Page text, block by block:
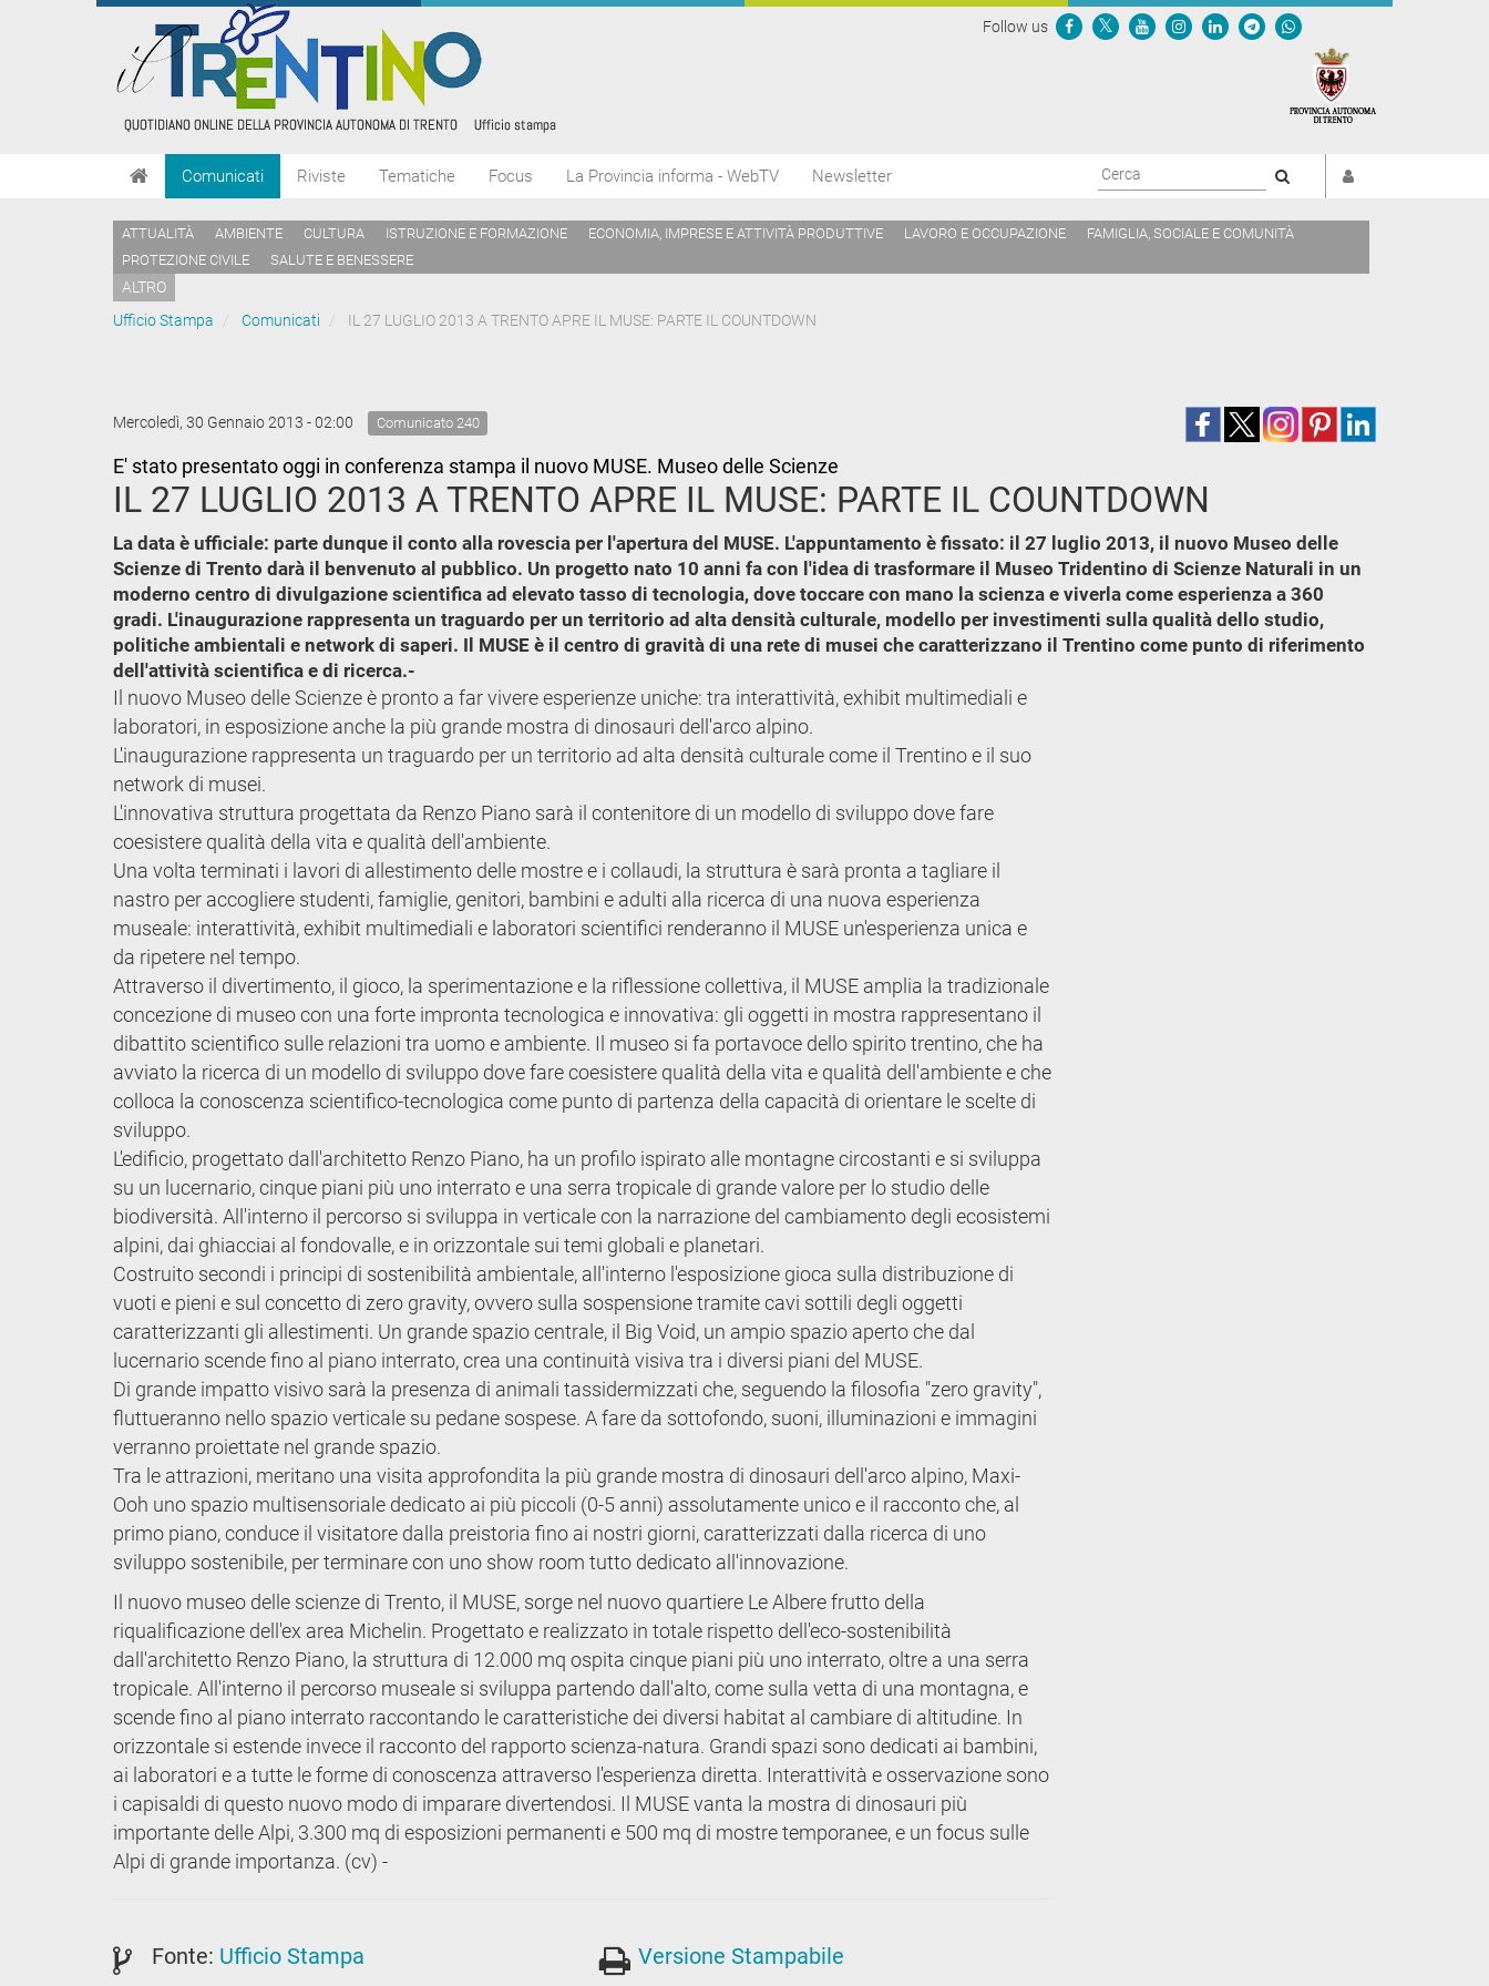
Follow us
Comunicati Riviste Tematiche Focus La Provincia informa - WebTV Newsletter
ATTUALITÀ AMBIENTE CULTURA ISTRUZIONE E FORMAZIONE ECONOMIA, IMPRESE E ATTIVITÀ PRODUTTIVE LAVORO E OCCUPAZIONE
FAMIGLIA, SOCIALE E COMUNITÀ
PROTEZIONE CIVILE
SALUTE E BENESSERE
ALTRO
Ufficio Stampa
Comunicati IL 27 LUGLIO 2013 A TRENTO APRE IL MUSE: PARTE IL COUNTDOWN
Mercoledì, 30 Gennaio 2013 - 02:00 Comunicato 240
E' stato presentato oggi in conferenza stampa il nuovo MUSE. Museo delle Scienze
IL 27 LUGLIO 2013 A TRENTO APRE IL MUSE: PARTE IL COUNTDOWN
La data è ufficiale: parte dunque il conto alla rovescia per l'apertura del MUSE. L'appuntamento è fissato: il 27 luglio 2013, il nuovo Museo delle
Scienze di Trento darà il benvenuto al pubblico. Un progetto nato 10 anni fa con l'idea di trasformare il Museo Tridentino di Scienze Naturali in un
moderno centro di divulgazione scientifica ad elevato tasso di tecnologia, dove toccare con mano la scienza e viverla come esperienza a 360
gradi. L'inaugurazione rappresenta un traguardo per un territorio ad alta densità culturale, modello per investimenti sulla qualità dello studio,
politiche ambientali e network di saperi. Il MUSE è il centro di gravità di una rete di musei che caratterizzano il Trentino come punto di riferimento
dell'attività scientifica e di ricerca.-
Il nuovo Museo delle Scienze è pronto a far vivere esperienze uniche: tra interattività, exhibit multimediali e
laboratori, in esposizione anche la più grande mostra di dinosauri dell'arco alpino.
L'inaugurazione rappresenta un traguardo per un territorio ad alta densità culturale come il Trentino e il suo
network di musei.
L'innovativa struttura progettata da Renzo Piano sarà il contenitore di un modello di sviluppo dove fare
coesistere qualità della vita e qualità dell'ambiente.
Una volta terminati i lavori di allestimento delle mostre e i collaudi, la struttura è sarà pronta a tagliare il
nastro per accogliere studenti, famiglie, genitori, bambini e adulti alla ricerca di una nuova esperienza
museale: interattività, exhibit multimediali e laboratori scientifici renderanno il MUSE un'esperienza unica e
da ripetere nel tempo.
Attraverso il divertimento, il gioco, la sperimentazione e la riflessione collettiva, il MUSE amplia la tradizionale
concezione di museo con una forte impronta tecnologica e innovativa: gli oggetti in mostra rappresentano il
dibattito scientifico sulle relazioni tra uomo e ambiente. Il museo si fa portavoce dello spirito trentino, che ha
avviato la ricerca di un modello di sviluppo dove fare coesistere qualità della vita e qualità dell'ambiente e che
colloca la conoscenza scientifico-tecnologica come punto di partenza della capacità di orientare le scelte di
sviluppo.
L'edificio, progettato dall'architetto Renzo Piano, ha un profilo ispirato alle montagne circostanti e si sviluppa
su un lucernario, cinque piani più uno interrato e una serra tropicale di grande valore per lo studio delle
biodiversità. All'interno il percorso si sviluppa in verticale con la narrazione del cambiamento degli ecosistemi
alpini, dai ghiacciai al fondovalle, e in orizzontale sui temi globali e planetari.
Costruito secondi i principi di sostenibilità ambientale, all'interno l'esposizione gioca sulla distribuzione di
vuoti e pieni e sul concetto di zero gravity, ovvero sulla sospensione tramite cavi sottili degli oggetti
caratterizzanti gli allestimenti. Un grande spazio centrale, il Big Void, un ampio spazio aperto che dal
lucernario scende fino al piano interrato, crea una continuità visiva tra i diversi piani del MUSE.
Di grande impatto visivo sarà la presenza di animali tassidermizzati che, seguendo la filosofia "zero gravity",
fluttueranno nello spazio verticale su pedane sospese. A fare da sottofondo, suoni, illuminazioni e immagini
verranno proiettate nel grande spazio.
Tra le attrazioni, meritano una visita approfondita la più grande mostra di dinosauri dell'arco alpino, Maxi-
Ooh uno spazio multisensoriale dedicato ai più piccoli (0-5 anni) assolutamente unico e il racconto che, al
primo piano, conduce il visitatore dalla preistoria fino ai nostri giorni, caratterizzati dalla ricerca di uno
sviluppo sostenibile, per terminare con uno show room tutto dedicato all'innovazione.
Il nuovo museo delle scienze di Trento, il MUSE, sorge nel nuovo quartiere Le Albere frutto della
riqualificazione dell'ex area Michelin. Progettato e realizzato in totale rispetto dell'eco-sostenibilità
dall'architetto Renzo Piano, la struttura di 12.000 mq ospita cinque piani più uno interrato, oltre a una serra
tropicale. All'interno il percorso museale si sviluppa partendo dall'alto, come sulla vetta di una montagna, e
scende fino al piano interrato raccontando le caratteristiche dei diversi habitat al cambiare di altitudine. In
orizzontale si estende invece il racconto del rapporto scienza-natura. Grandi spazi sono dedicati ai bambini,
ai laboratori e a tutte le forme di conoscenza attraverso l'esperienza diretta. Interattività e osservazione sono
i capisaldi di questo nuovo modo di imparare divertendosi. Il MUSE vanta la mostra di dinosauri più
importante delle Alpi, 3.300 mq di esposizioni permanenti e 500 mq di mostre temporanee, e un focus sulle
Alpi di grande importanza. (cv) -
Fonte: Ufficio Stampa Versione Stampabile